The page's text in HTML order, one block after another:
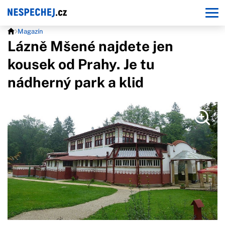
Magazín
Lázně Mšené najdete jen
kousek od Prahy. Je tu
nádherný park a klid